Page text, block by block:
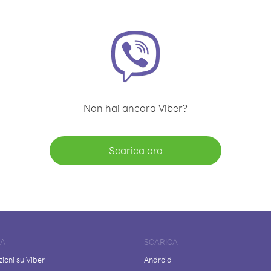
Non hai ancora Viber?
Scarica ora
su Viber
SCARICA
Android